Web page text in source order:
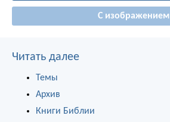
С изображением
Читать далее
Темы
Архив
Книги Библии